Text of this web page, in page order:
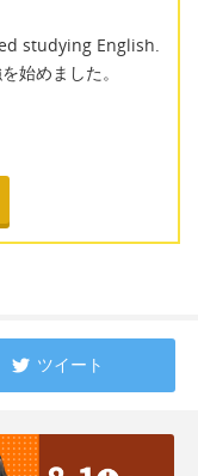
studying English.
始めました。
ツイート